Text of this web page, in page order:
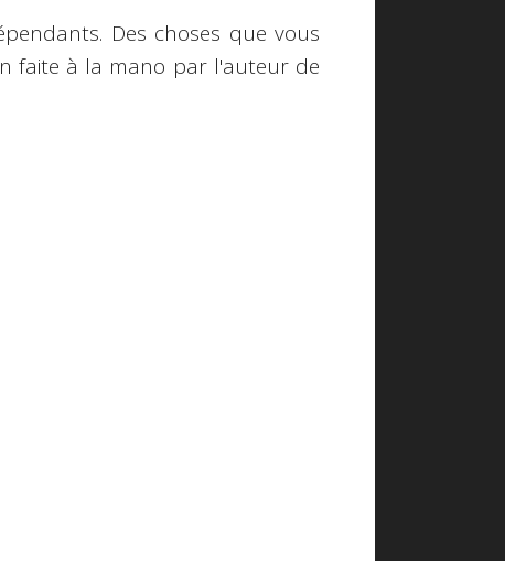
Des choses que vous
faite à la mano par l'auteur de